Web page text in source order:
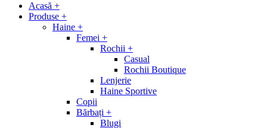
Acasă +
Produse +
Haine +
Femei +
Rochii +
Casual
Rochii Boutique
Lenjerie
Haine Sportive
Copii
Bărbați +
Blugi